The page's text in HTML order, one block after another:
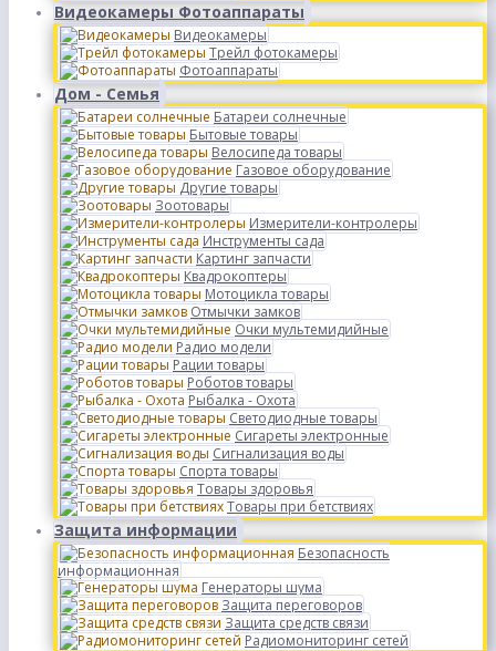
Видеокамеры Фотоаппараты
Видеокамеры
Трейл фотокамеры
Фотоаппараты
Дом - Семья
Батареи солнечные
Бытовые товары
Велосипеда товары
Газовое оборудование
Другие товары
Зоотовары
Измерители-контролеры
Инструменты сада
Картинг запчасти
Квадрокоптеры
Мотоцикла товары
Отмычки замков
Очки мультемидийные
Радио модели
Рации товары
Роботов товары
Рыбалка - Охота
Светодиодные товары
Сигареты электронные
Сигнализация воды
Спорта товары
Товары здоровья
Товары при бетствиях
Защита информации
Безопасность
информационная
Генераторы шума
Защита переговоров
Защита средств связи
Радиомониторинг сетей